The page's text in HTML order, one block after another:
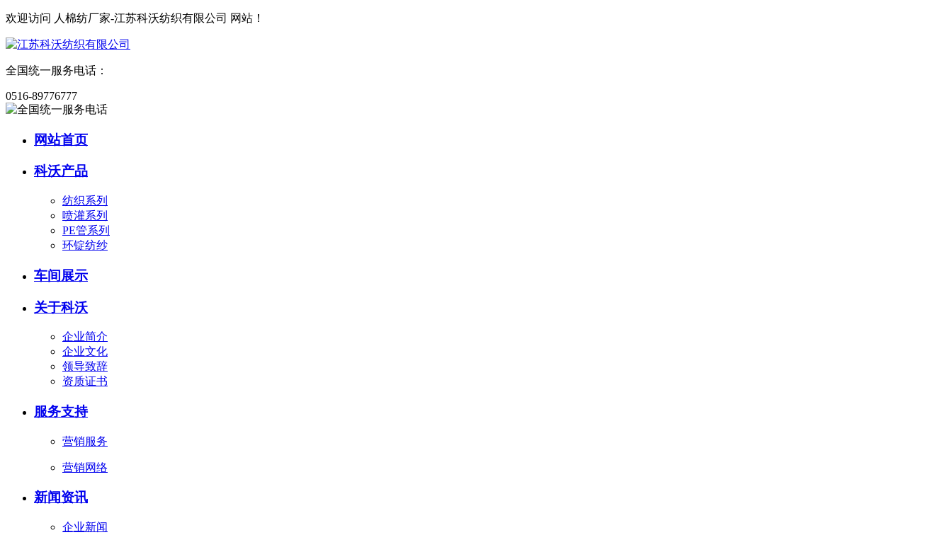
欢迎访问 人棉纺厂家-江苏科沃纺织有限公司 网站！
全国统一服务电话：
0516-89776777
网站首页
科沃产品
纺织系列
喷灌系列
PE管系列
环锭纺纱
车间展示
关于科沃
企业简介
企业文化
领导致辞
资质证书
服务支持
营销服务
营销网络
新闻资讯
企业新闻